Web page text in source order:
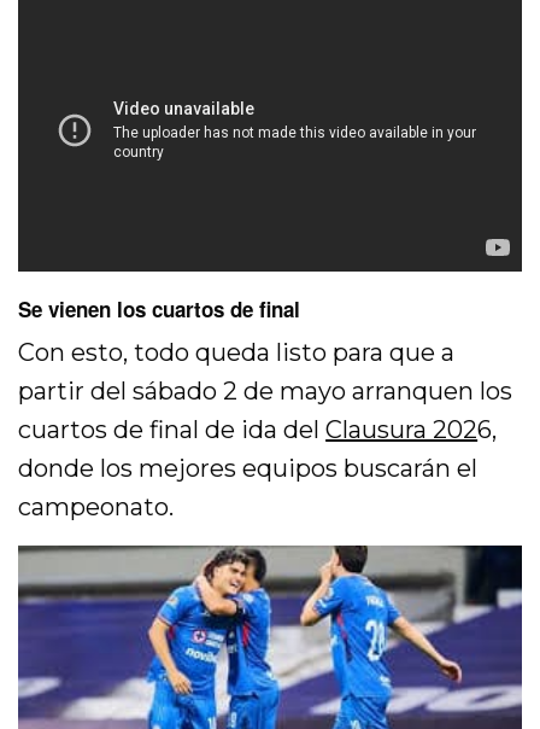
Se vienen los cuartos de final
Con esto, todo queda listo para que a
partir del sábado 2 de mayo arranquen los
cuartos de final de ida delClausura 2026,
donde los mejores equipos buscarán el
campeonato.